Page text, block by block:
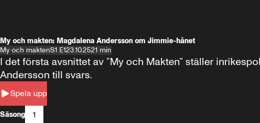
My och makten: Magdalena Andersson om Jimmie-hånet
My och maktenS1 E123.10.2521 min
Spela upp
I det första avsnittet av ”My och Makten” ställer
Andersson till svars.
Säsong 1